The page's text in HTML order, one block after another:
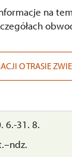
6.-31. 8.
na
O TRASIE